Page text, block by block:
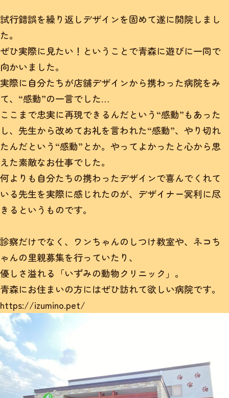
試行錯誤を繰り返しデザインを固めて遂に開院しまし
た。
ぜひ実際に見たい！ということで青森に遊びに一同で
向かいました。
実際に自分たちが店舗デザインから携わった病院をみ
て、“感動”の一言でした…
ここまで忠実に再現できるんだという“感動”もあった
し、先生から改めてお礼を言われた“感動”、やり切れ
たんだという“感動”とか。やってよかったと心から思
えた素敵なお仕事でした。
何よりも自分たちの携わったデザインで喜んでくれて
いる先生を実際に感じれたのが、デザイナー冥利に尽
きるというものです。
診察だけでなく、ワンちゃんのしつけ教室や、ネコち
ゃんの里親募集を行っていたり、
優しさ溢れる「いずみの動物クリニック」。
青森にお住まいの方にはぜひ訪れて欲しい病院です。
https://izumino.pet/